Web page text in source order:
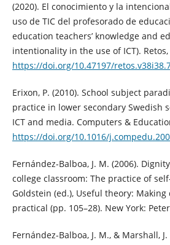
(2020). El conocimiento y la
uso de TIC del profesorado de
education teachers’ knowledge and
intentionality in the use of ICT). Retos,
https://doi.org/10.47197/
Erixon, P. (2010). School subject
practice in lower secondary Swedish
ICT and media. Computers &
https://doi.org/10.1016/
Fernández-Balboa, J. M. (2006).
college classroom: The practice of
Goldstein (ed.), Useful theory:
practical (pp. 105–28). New York:
Fernández-Balboa, J. M., & Marshall,